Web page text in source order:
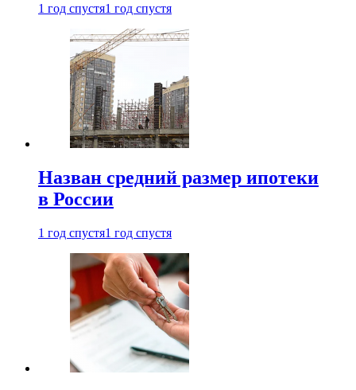
1 год спустя1 год спустя
Назван средний размер ипотеки
в России
1 год спустя1 год спустя